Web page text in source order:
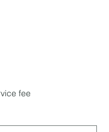
fee